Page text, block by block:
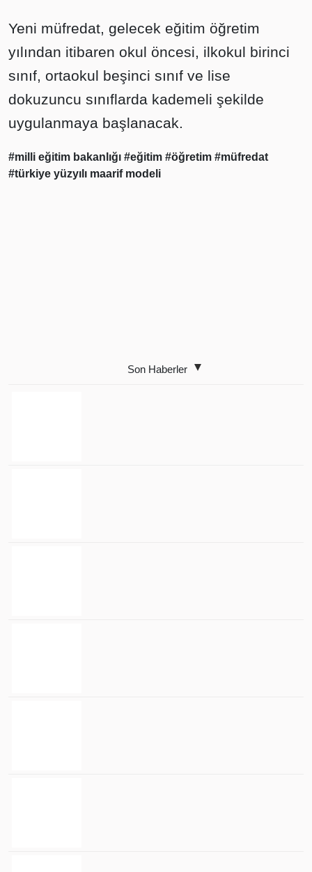
Yeni müfredat, gelecek eğitim öğretim
yılından itibaren okul öncesi, ilkokul birinci
sınıf, ortaokul beşinci sınıf ve lise
dokuzuncu sınıflarda kademeli şekilde
uygulanmaya başlanacak.
#milli eğitim bakanlığı #eğitim #öğretim #müfredat
#türkiye yüzyılı maarif modeli
Son Haberler